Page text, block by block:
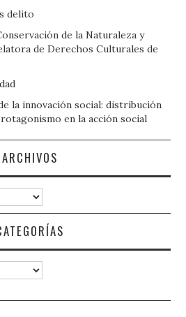
delito
de la Naturaleza y
de Derechos Culturales de
la innovación social: distribución
en la acción social
ARCHIVOS